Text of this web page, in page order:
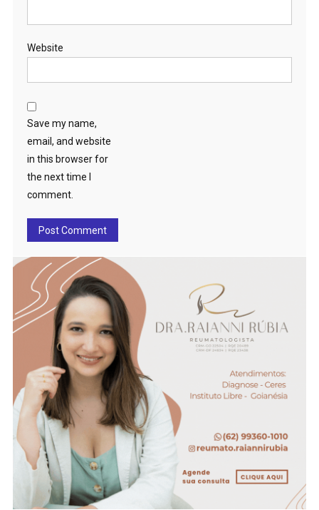
Website
Save my name,
email, and website
in this browser for
the next time I
comment.